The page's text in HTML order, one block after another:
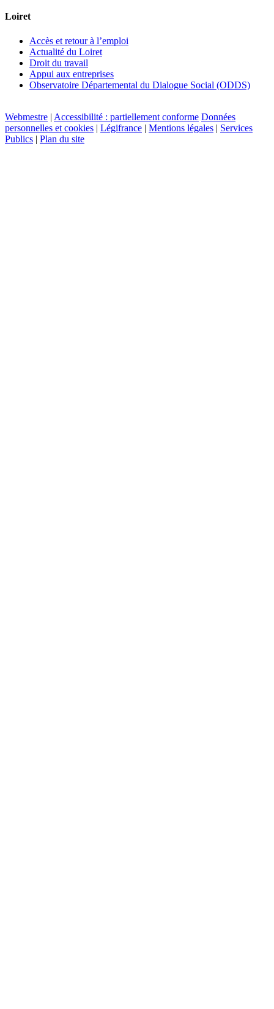
Loiret
Accès et retour à l’emploi
Actualité du Loiret
Droit du travail
Appui aux entreprises
Observatoire Départemental du Dialogue Social (ODDS)
Webmestre | Accessibilité : partiellement conforme Données
personnelles et cookies | Légifrance | Mentions légales | Services
Publics | Plan du site